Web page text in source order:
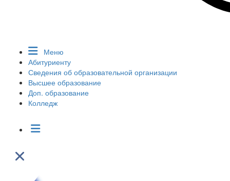
Меню
Абитуриенту
Сведения об образовательной организации
Высшее образование
Доп. образование
Колледж